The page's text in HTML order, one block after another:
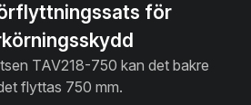
för
TAV218-750 kan det bakre
flyttas 750 mm.